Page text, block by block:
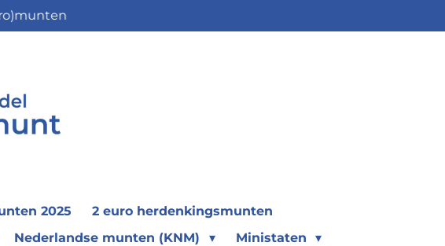
2025
2 euro herdenkingsmunten
Nederlandse munten (KNM)
Ministaten